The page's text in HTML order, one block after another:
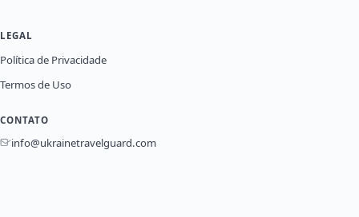
LEGAL
Política de Privacidade
Termos de Uso
CONTATO
info@ukrainetravelguard.com